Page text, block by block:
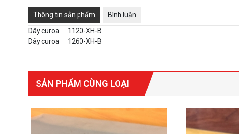
Thông tin sản phẩm
Bình luận
Dây curoa
1120-XH-B
Dây curoa
1260-XH-B
SẢN PHẨM CÙNG LOẠI